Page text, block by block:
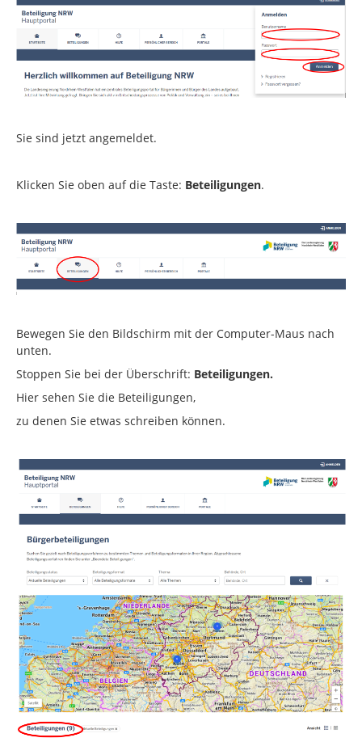
Sie sind jetzt angemeldet.
Klicken Sie oben auf die Taste: Beteiligungen.
Bewegen Sie den Bildschirm mit der Computer-Maus nach
unten.
Stoppen Sie bei der Überschrift: Beteiligungen.
Hier sehen Sie die Beteiligungen,
zu denen Sie etwas schreiben können.